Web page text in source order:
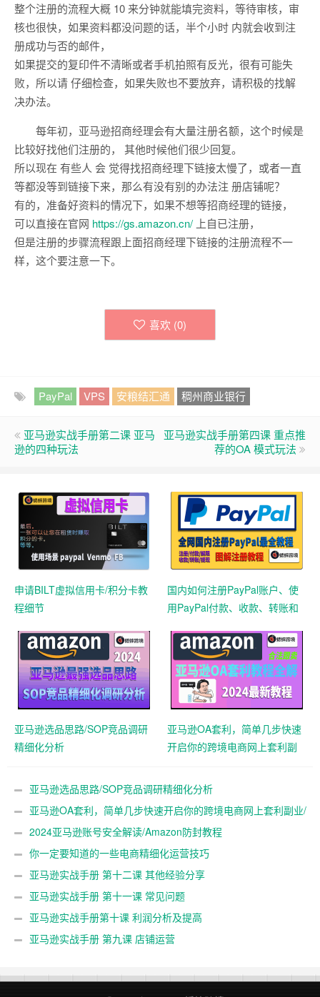
整个注册的流程大概 10 来分钟就能填完资料，等待审核，审
核也很快，如果资料都没问题的话，半个小时 内就会收到注
册成功与否的邮件，
如果提交的复印件不清晰或者手机拍照有反光，很有可能失
败，所以请 仔细检查，如果失败也不要放弃，请积极的找解
决办法。
每年初，亚马逊招商经理会有大量注册名额，这个时候是
比较好找他们注册的， 其他时候他们很少回复。
所以现在 有些人 会 觉得找招商经理下链接太慢了，或者一直
等都没等到链接下来，那么有没有别的办法注 册店铺呢？
有的，准备好资料的情况下，如果不想等招商经理的链接，
可以直接在官网 https://gs.amazon.cn/上自已注册，
但是注册的步骤流程跟上面招商经理下链接的注册流程不一
样，这个要注意一下。
喜欢 (0)
PayPal VPS 安粮结汇通 稠州商业银行
亚马逊实战手册第二课 亚马
逊的四种玩法
亚马逊实战手册第四课 重点推
荐的OA 模式玩法
申请BILT虚拟信用卡/积分卡教
程细节
国内如何注册PayPal账户、使
用PayPal付款、收款、转账和
亚马逊选品思路/SOP竞品调研
精细化分析
亚马逊OA套利，简单几步快速
开启你的跨境电商网上套利副
亚马逊选品思路/SOP竞品调研精细化分析
亚马逊OA套利，简单几步快速开启你的跨境电商网上套利副业/
重点推荐!
2024亚马逊账号安全解读/Amazon防封教程
你一定要知道的一些电商精细化运营技巧
亚马逊实战手册 第十二课 其他经验分享
亚马逊实战手册 第十一课 常见问题
亚马逊实战手册第十课 利润分析及提高
亚马逊实战手册 第九课 店铺运营